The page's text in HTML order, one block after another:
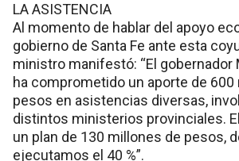
LA ASISTENCIA
Al momento de hablar del apoyo
gobierno de Santa Fe ante esta
ministro manifestó: “El
ha comprometido un aporte de 600
pesos en asistencias diversas,
distintos ministerios provinciales.
un plan de 130 millones de pesos,
ejecutamos el 40 %”.